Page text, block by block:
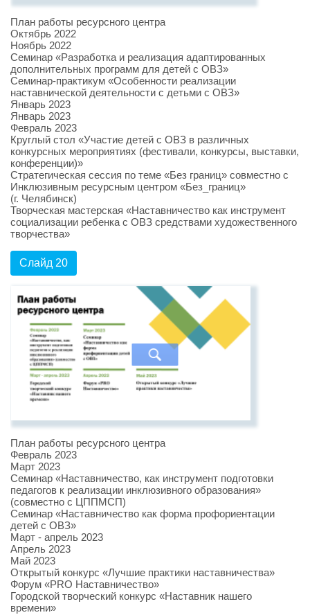
План работы ресурсного центра
Октябрь 2022
Ноябрь 2022
Семинар «Разработка и реализация адаптированных
дополнительных программ для детей с ОВЗ»
Семинар-практикум «Особенности реализации
наставнической деятельности с детьми с ОВЗ»
Январь 2023
Январь 2023
Февраль 2023
Круглый стол «Участие детей с ОВЗ в различных
конкурсных мероприятиях (фестивали, конкурсы, выставки,
конференции)»
Стратегическая сессия по теме «Без границ» совместно с
Инклюзивным ресурсным центром «Без_границ»
(г. Челябинск)
Творческая мастерская «Наставничество как инструмент
социализации ребенка с ОВЗ средствами художественного
творчества»
Слайд 20
План работы ресурсного центра
Февраль 2023
Март 2023
Семинар «Наставничество, как инструмент подготовки
педагогов к реализации инклюзивного образования»
(совместно с ЦППМСП)
Семинар «Наставничество как форма профориентации
детей с ОВЗ»
Март - апрель 2023
Апрель 2023
Май 2023
Открытый конкурс «Лучшие практики наставничества»
Форум «PRO Наставничество»
Городской творческий конкурс «Наставник нашего
времени»